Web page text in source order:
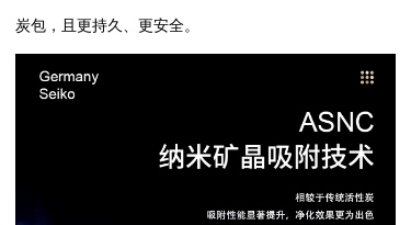
炭包，且更持久、更安全。